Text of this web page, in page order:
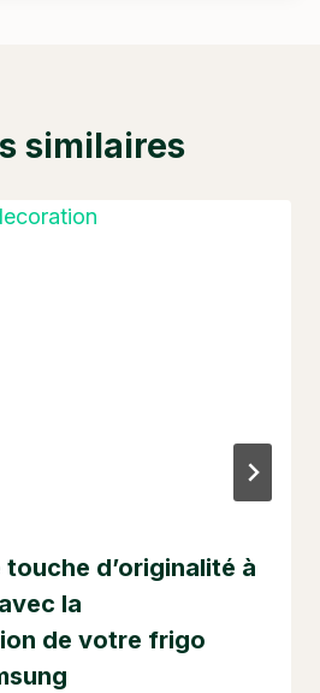
similaires
d’originalité à
la
de votre frigo